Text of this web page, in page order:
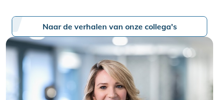
Naar de verhalen van onze collega's